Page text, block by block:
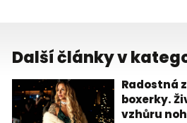
Další články v
Radostná
boxerky.
vzhůru